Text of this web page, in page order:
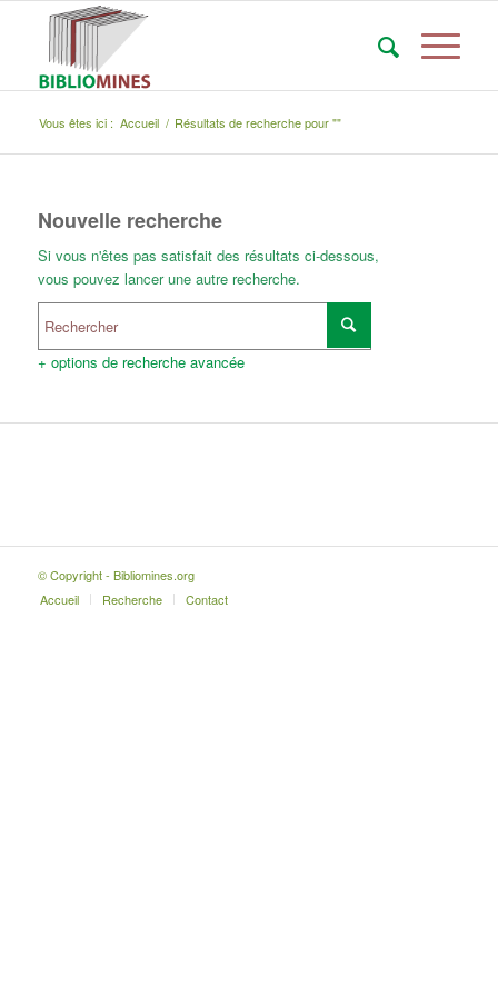
Vous êtes ici : Accueil / Résultats de recherche pour ""
Nouvelle recherche
Si vous n'êtes pas satisfait des résultats ci-dessous,
vous pouvez lancer une autre recherche.
+ options de recherche avancée
© Copyright - Bibliomines.org
Accueil
Recherche Contact